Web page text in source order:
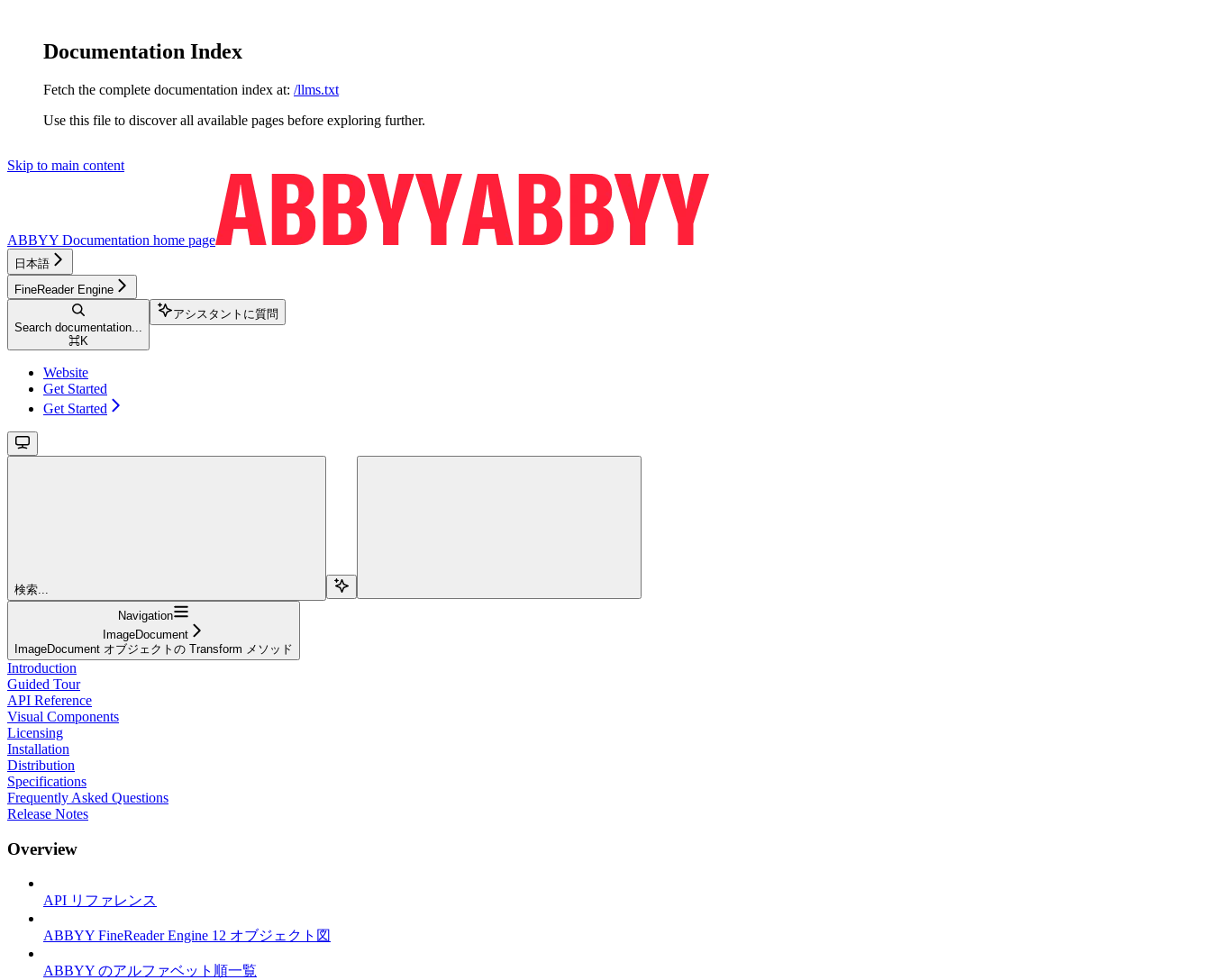
Documentation Index
Fetch the complete documentation index at: /llms.txt
Use this file to discover all available pages before exploring further.
Skip to main content
ABBYY Documentation home page
日本語
FineReader Engine
Search documentation...
⌘K
アシスタントに質問
Website
Get Started
Get Started
検索...
Navigation
ImageDocument
ImageDocument オブジェクトの Transform メソッド
Introduction
Guided Tour
API Reference
Visual Components
Licensing
Installation
Distribution
Specifications
Frequently Asked Questions
Release Notes
Overview
API リファレンス
ABBYY FineReader Engine 12 オブジェクト図
ABBYY のアルファベット順一覧